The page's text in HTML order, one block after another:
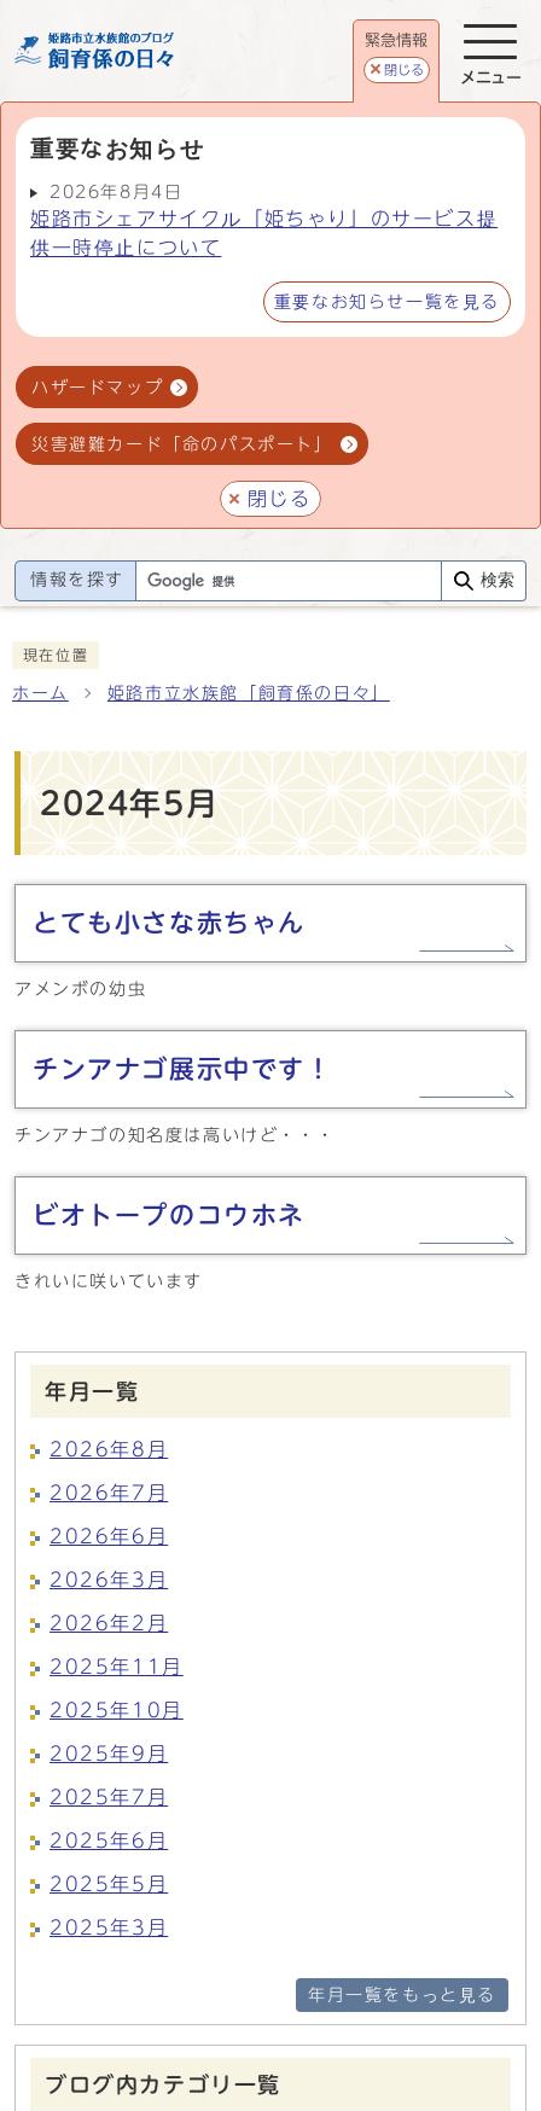
緊急情報
閉じる
重要なお知らせ
2026年8月4日
姫路市シェアサイクル「姫ちゃり」のサービス提
供一時停止について
重要なお知らせ一覧を見る
ハザードマップ
災害避難カード「命のパスポート」
閉じる
メニュー
情報を探す 検索
現在位置
ホーム 姫路市立水族館「飼育係の日々」
2024年5月
とても小さな赤ちゃん
アメンボの幼虫
チンアナゴ展示中です！
チンアナゴの知名度は高いけど・・・
ビオトープのコウホネ
きれいに咲いています
年月一覧
2026年8月
2026年7月
2026年6月
2026年3月
2026年2月
2025年11月
2025年10月
2025年9月
2025年7月
2025年6月
2025年5月
2025年3月
年月一覧をもっと見る
ブログ内カテゴリ一覧